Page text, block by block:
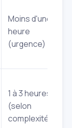
Moins d'une
heure
(urgence)
1 à 3 heures
(selon
complexité)